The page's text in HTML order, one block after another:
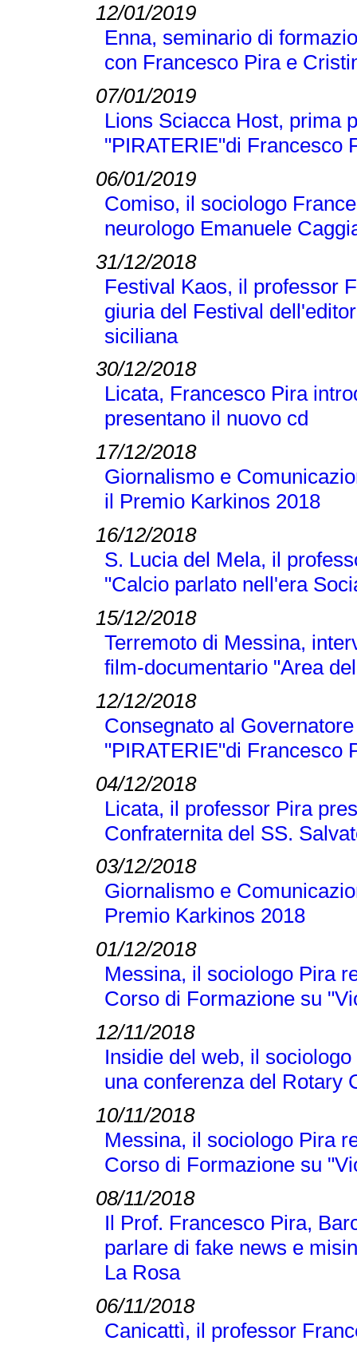
12/01/2019
Enna, seminario di
con Francesco Pira e
07/01/2019
Lions Sciacca Host, prima
"PIRATERIE"di Francesco
06/01/2019
Comiso, il sociologo
neurologo Emanuele
31/12/2018
Festival Kaos, il professor
giuria del Festival
siciliana
30/12/2018
Licata, Francesco Pira
presentano il nuovo cd
17/12/2018
Giornalismo e
il Premio Karkinos 2018
16/12/2018
S. Lucia del Mela, il
"Calcio parlato nell'era
15/12/2018
Terremoto di Messina,
film-documentario "Area
12/12/2018
Consegnato al
"PIRATERIE"di Francesco
04/12/2018
Licata, il professor Pira
Confraternita del SS.
03/12/2018
Giornalismo e
Premio Karkinos 2018
01/12/2018
Messina, il sociologo Pira
Corso di Formazione su
12/11/2018
Insidie del web, il
una conferenza del Rotary
10/11/2018
Messina, il sociologo Pira
Corso di Formazione su
08/11/2018
Il Prof. Francesco Pira,
parlare di fake news e
La Rosa
06/11/2018
Canicattì, il professor